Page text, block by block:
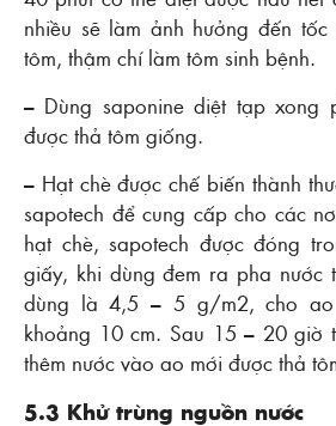
nhiều sẽ làm ảnh hưởng đến
tôm, thậm chí làm tôm sinh bệnh.
– Dùng saponine diệt tạp xong
được thả tôm giống.
– Hạt chè được chế biến thành
sapotech để cung cấp cho các
hạt chè, sapotech được đóng
giấy, khi dùng đem ra pha nước
dùng là 4,5 – 5 g/m2, cho ao
khoảng 10 cm. Sau 15 – 20 giờ
thêm nước vào ao mới được thả
5.3 Khử trùng nguồn nước